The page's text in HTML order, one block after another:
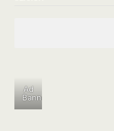
Ad
Banner